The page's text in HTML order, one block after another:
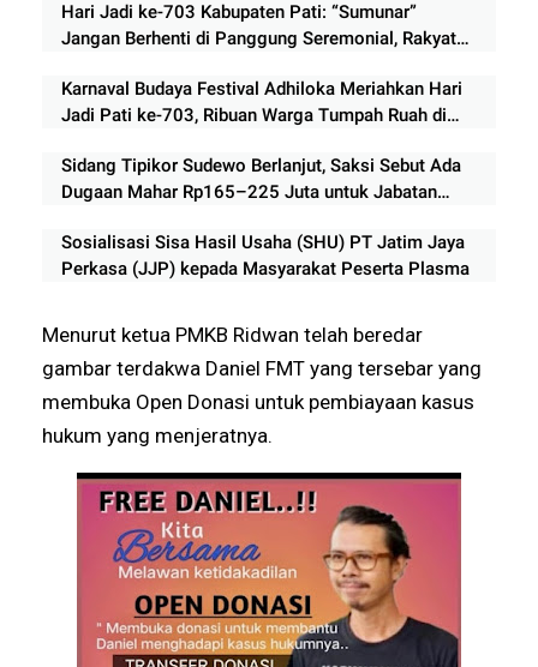
Hari Jadi ke-703 Kabupaten Pati: “Sumunar”
Jangan Berhenti di Panggung Seremonial, Rakyat
Karnaval Budaya Festival Adhiloka Meriahkan Hari
Jadi Pati ke-703, Ribuan Warga Tumpah Ruah di
Sidang Tipikor Sudewo Berlanjut, Saksi Sebut Ada
Dugaan Mahar Rp165–225 Juta untuk Jabatan
Sosialisasi Sisa Hasil Usaha (SHU) PT Jatim Jaya
Perkasa (JJP) kepada Masyarakat Peserta Plasma
Menurut ketua PMKB Ridwan telah beredar
gambar terdakwa Daniel FMT yang tersebar yang
membuka Open Donasi untuk pembiayaan kasus
hukum yang menjeratnya.